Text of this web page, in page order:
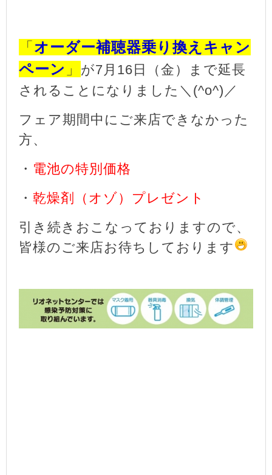
「オーダー補聴器乗り換えキャン
ペーン 」 が7月16日（金）まで延長
されることになりました＼(^o^)／
フェア期間中にご来店できなかった
方、
・ 電池の特別価格
・ 乾燥剤（オゾ）プレゼント
引き続きおこなっておりますので、
皆様のご来店お待ちしております